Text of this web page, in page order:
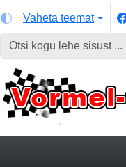
Vaheta teemat